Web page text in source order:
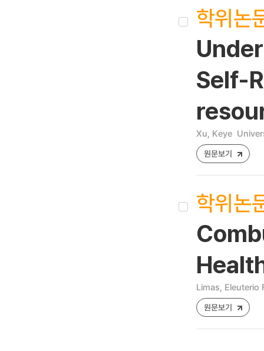
학위논
Self-
Xu, Keye
원문보기
학위논
Limas, Eleuterio
원문보기